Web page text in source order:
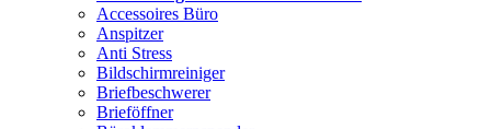
Accessoires Büro
Anspitzer
Anti Stress
Bildschirmreiniger
Briefbeschwerer
Brieföffner